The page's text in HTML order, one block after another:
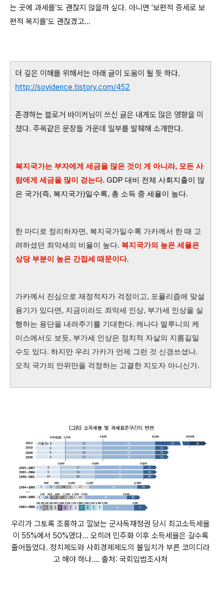
는 곳에 과세를'도 괜찮지 않을까 싶다. 아니면 '보편적 증세로 보
편적 복지를'도 괜찮겠고...
더 깊은 이해를 위해서는 아래 글이 도움이 될 듯 하다.
http://sovidence.tistory.com/452
존경하는 블로거 바이커님이 쓰신 글은 내게도 많은 영향을 미
쳤다. 주옥같은 문장들 가운데 일부를 발췌해 소개한다.
복지국가는 부자에게 세금을 많은 것이 게 아니라, 모든 사
람에게 세금을 많이 걷는다. GDP 대비 전체 사회지출이 많
은 국가(즉, 복지국가)일수록, 총 소득 중 세율이 높다.
한 마디로 정리하자면, 복지국가일수록 가카께서 한 때 고
려하셨던 죄악세의 비율이 높다. 복지국가의 높은 세율은
상당 부분이 높은 간접세 때문이다.
가카께서 진심으로 재정적자가 걱정이고, 포퓰리즘에 맞설
용기가 있다면, 지금이라도 죄악세 인상, 부가세 인상을 실
행하는 용단을 내려주기를 기대한다. 캐나다 멀루니의 케
이스에서도 보듯, 부가세 인상은 정치적 자살의 지름길일
수도 있다. 하지만 우리 가카가 언제 그런 것 신경쓰셨나.
오직 국가의 안위만을 걱정하는 고결한 지도자 아니신가.
우리가 그토록 조롱하고 깔보는 군사독재정권 당시 최고소득세율
이 55%에서 50%였다... 오히려 민주화 이후 소득세율은 갈수록
줄어들었다. 정치제도와 사회경제제도의 불일치가 부른 코미디라
고 해야 하나.... 출처: 국회입법조사처